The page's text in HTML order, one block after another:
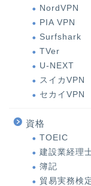
NordVPN
PIA VPN
Surfshark
TVer
U-NEXT
スイカVPN
セカイVPN
資格
TOEIC
建設業経理
簿記
貿易実務検